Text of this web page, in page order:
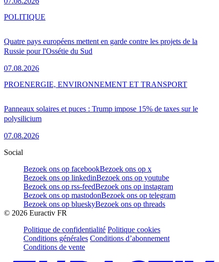
Quatre pays européens mettent en garde contre les projets de la
Russie pour l'Ossétie du Sud
07.08.2026
POLITIQUE
Panneaux solaires et puces : Trump impose 15% de taxes sur le
polysilicium
07.08.2026
PROENERGIE, ENVIRONNEMENT ET TRANSPORT
Social
Bezoek ons op facebookBezoek ons op x
Bezoek ons op linkedinBezoek ons op youtube
Bezoek ons op rss-feedBezoek ons op instagram
Bezoek ons op mastodonBezoek ons op telegram
Bezoek ons op blueskyBezoek ons op threads
© 2026 Euractiv FR
Politique de confidentialité Politique cookies
Conditions générales Conditions d’abonnement
Conditions de vente